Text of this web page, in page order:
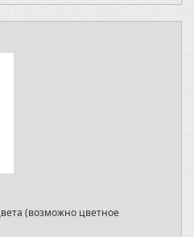
(возможно цветное